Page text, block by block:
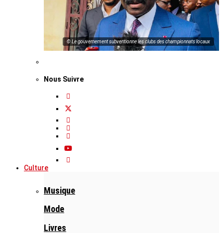
© Le gouvernement subventionne les clubs des championnats locaux
Nous Suivre
Culture
Musique
Mode
Livres